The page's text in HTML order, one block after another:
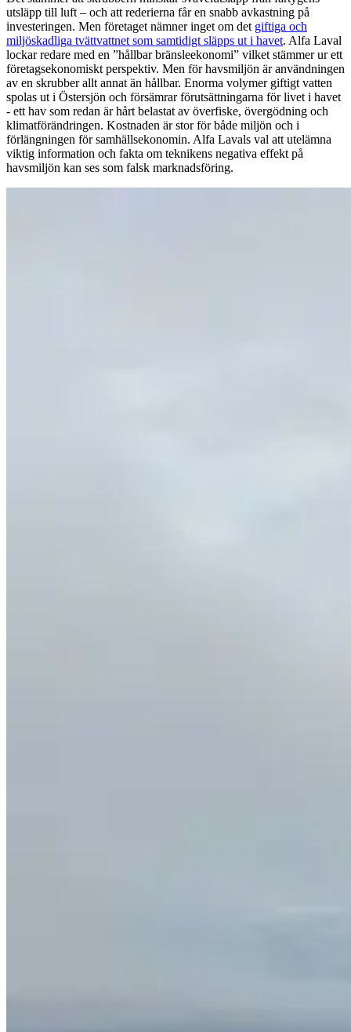
utsläpp till luft – och att rederierna får en snabb avkastning på
investeringen. Men företaget nämner inget om det giftiga och
miljöskadliga tvättvattnet som samtidigt släpps ut i havet. Alfa Laval
lockar redare med en ”hållbar bränsleekonomi” vilket stämmer ur ett
företagsekonomiskt perspektiv. Men för havsmiljön är användningen
av en skrubber allt annat än hållbar. Enorma volymer giftigt vatten
spolas ut i Östersjön och försämrar förutsättningarna för livet i havet
- ett hav som redan är hårt belastat av överfiske, övergödning och
klimatförändringen. Kostnaden är stor för både miljön och i
förlängningen för samhällsekonomin. Alfa Lavals val att utelämna
viktig information och fakta om teknikens negativa effekt på
havsmiljön kan ses som falsk marknadsföring.